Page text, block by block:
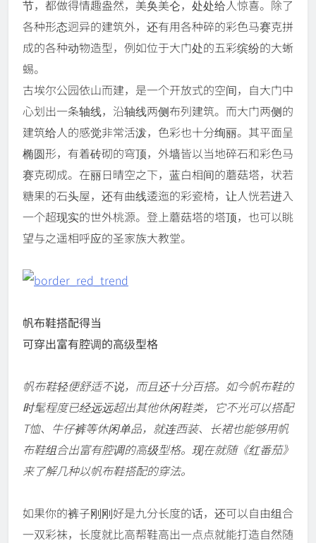
节，都做得情趣盎然，美奂美仑，处处给人惊喜。除了
各种形态迥异的建筑外，还有用各种碎的彩色马赛克拼
成的各种动物造型，例如位于大门处的五彩缤纷的大蜥
蜴。
古埃尔公园依山而建，是一个开放式的空间，自大门中
心划出一条轴线，沿轴线两侧布列建筑。而大门两侧的
建筑给人的感觉非常活泼，色彩也十分绚丽。其平面呈
椭圆形，有着砖砌的穹顶，外墙皆以当地碎石和彩色马
赛克砌成。在丽日晴空之下，蓝白相间的蘑菇塔，状若
糖果的石头屋，还有曲线逶迤的彩瓷椅，让人恍若进入
一个超现实的世外桃源。登上蘑菇塔的塔顶，也可以眺
望与之遥相呼应的圣家族大教堂。
帆布鞋搭配得当
可穿出富有腔调的高级型格
帆布鞋轻便舒适不说，而且还十分百搭。如今帆布鞋的
时髦程度已经远远超出其他休闲鞋类，它不光可以搭配
T恤、牛仔裤等休闲单品，就连西装、长裙也能够用帆
布鞋组合出富有腔调的高级型格。现在就随《红番茄》
来了解几种以帆布鞋搭配的穿法。
如果你的裤子刚刚好是九分长度的话，还可以自由组合
一双彩袜，长度就比高帮鞋高出一点点就能打造自然随